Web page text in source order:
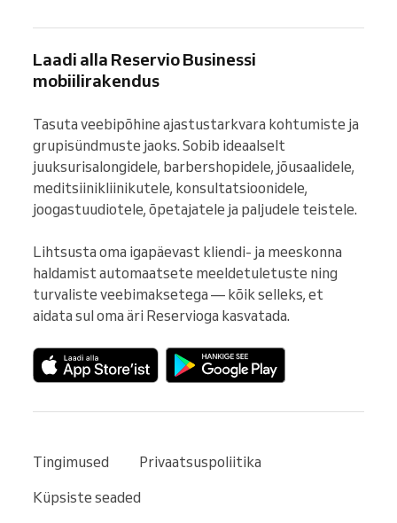
Laadi alla Reservio Businessi
mobiilirakendus
Tasuta veebipõhine ajastustarkvara kohtumiste ja
grupisündmuste jaoks. Sobib ideaalselt
juuksurisalongidele, barbershopidele, jõusaalidele,
meditsiinikliinikutele, konsultatsioonidele,
joogastuudiotele, õpetajatele ja paljudele teistele.
Lihtsusta oma igapäevast kliendi- ja meeskonna
haldamist automaatsete meeldetuletuste ning
turvaliste veebimaksetega — kõik selleks, et
aidata sul oma äri Reservioga kasvatada.
Tingimused
Privaatsuspoliitika
Küpsiste seaded